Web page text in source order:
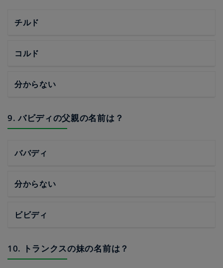
チルド
コルド
分からない
9. バビディの父親の名前は？
ババディ
分からない
ビビディ
10. トランクスの妹の名前は？